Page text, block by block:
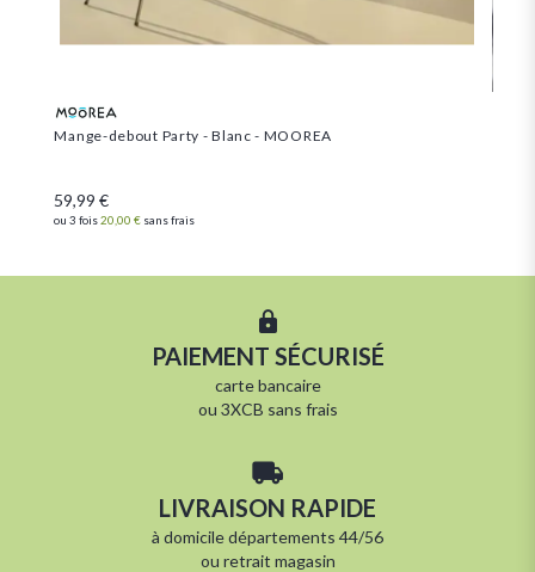
Mange-debout Party - Blanc - MOOREA
59,99 €
ou 3 fois20,00 € sans frais
PAIEMENT SÉCURISÉ
carte bancaire
ou 3XCB sans frais
LIVRAISON RAPIDE
à domicile départements 44/56
ou retrait magasin